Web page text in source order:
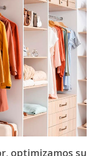
optimizamos su